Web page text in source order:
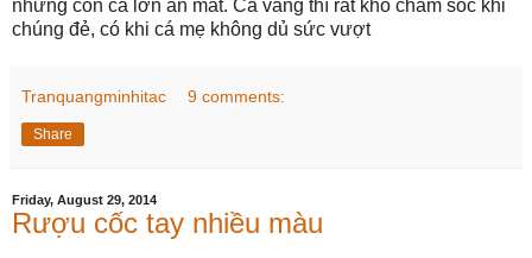
những con cá lớn ăn mất. Cá vàng thì rất khó chăm sóc khi
chúng đẻ, có khi cá mẹ không dủ sức vượt
Tranquangminhitac 9 comments:
Share
Friday, August 29, 2014
Rượu cốc tay nhiều màu